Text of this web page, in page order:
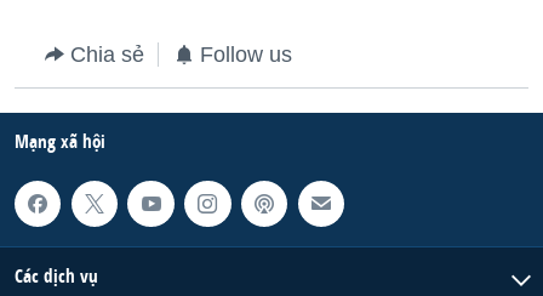
Chia sẻ Follow us
Mạng xã hội
Các dịch vụ